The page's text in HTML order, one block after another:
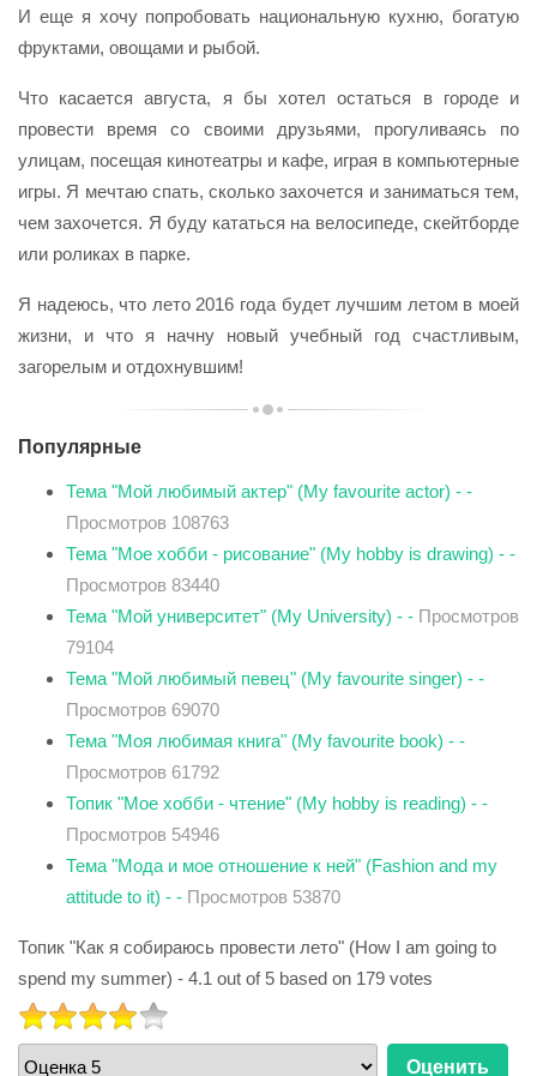
И еще я хочу попробовать национальную кухню, богатую
фруктами, овощами и рыбой.
Что касается августа, я бы хотел остаться в городе и
провести время со своими друзьями, прогуливаясь по
улицам, посещая кинотеатры и кафе, играя в компьютерные
игры. Я мечтаю спать, сколько захочется и заниматься тем,
чем захочется. Я буду кататься на велосипеде, скейтборде
или роликах в парке.
Я надеюсь, что лето 2016 года будет лучшим летом в моей
жизни, и что я начну новый учебный год счастливым,
загорелым и отдохнувшим!
Популярные
Тема "Мой любимый актер" (My favourite actor) - -
Просмотров 108763
Тема "Мое хобби - рисование" (My hobby is drawing) - -
Просмотров 83440
Тема "Мой университет" (My University) - - Просмотров
79104
Тема "Мой любимый певец" (My favourite singer) - -
Просмотров 69070
Тема "Моя любимая книга" (My favourite book) - -
Просмотров 61792
Топик "Мое хобби - чтение" (My hobby is reading) - -
Просмотров 54946
Тема "Мода и мое отношение к ней" (Fashion and my
attitude to it) - - Просмотров 53870
Топик "Как я собираюсь провести лето" (How I am going to
spend my summer) - 4.1 out of 5 based on 179 votes
РЕЙТИНГ:
4
/5
Пожалуйста,